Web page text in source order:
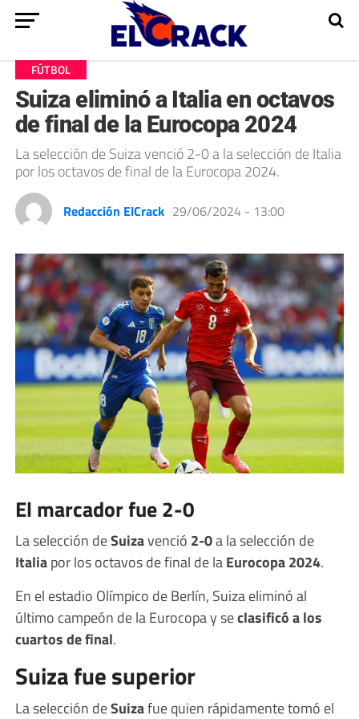
FÚTBOL
Suiza eliminó a Italia en octavos
de final de la Eurocopa 2024
La selección de Suiza venció 2-0 a la selección de Italia
por los octavos de final de la Eurocopa 2024.
Redacción ElCrack 29/06/2024 - 13:00
El marcador fue 2-0
La selección deSuizavenció 2-0a la selección de
Italiapor los octavos de final de laEurocopa 2024.
En el estadio Olímpico de Berlín, Suiza eliminó al
último campeón de la Eurocopa y seclasificó a los
cuartos de final.
Suiza fue superior
La selección deSuizafue quien rápidamente tomó el